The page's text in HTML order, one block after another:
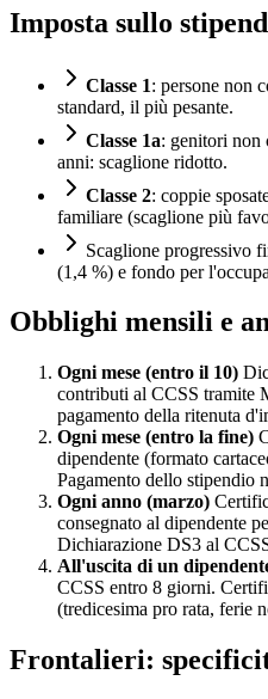
Imposta sullo
Classe 1: persone non
standard, il più pesante.
Classe 1a: genitori non
anni: scaglione ridotto.
Classe 2: coppie
familiare (scaglione più
Scaglione progressivo
(1,4 %) e fondo per
Obblighi mensili e
Ogni mese (entro il 10)
contributi al CCSS tramite
pagamento della ritenuta
Ogni mese (entro la fine)
dipendente (formato
Pagamento dello stipendio
Ogni anno (marzo)
consegnato al dipendente
Dichiarazione DS3 al
All'uscita di un
CCSS entro 8 giorni.
(tredicesima pro rata, ferie
Frontalieri: